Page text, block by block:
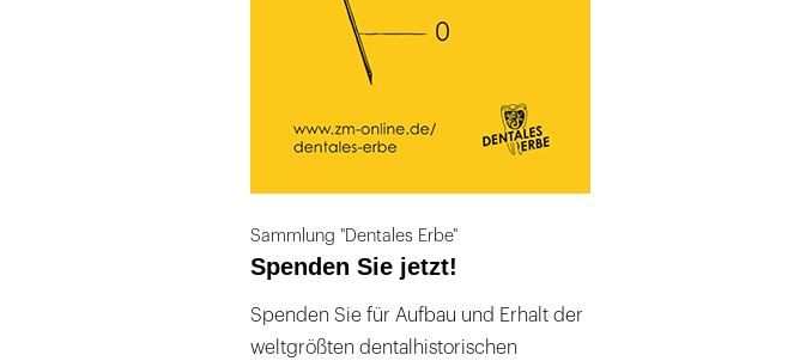
Sammlung "Dentales Erbe"
Spenden Sie jetzt!
Spenden Sie für Aufbau und Erhalt der
weltgrößten dentalhistorischen